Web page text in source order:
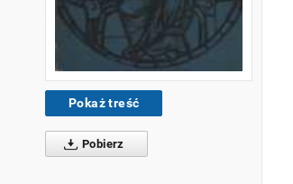
Pokaż treść
Pobierz